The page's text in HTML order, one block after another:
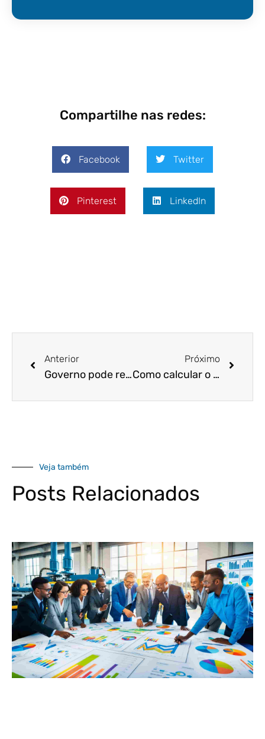
Compartilhe nas redes:
Facebook Twitter
Pinterest LinkedIn
Anterior
Governo pode reduzir encargos trabalhistas para estimular empregos
Próximo
Como calcular o Simples Nacional 2020?
Veja também
Posts Relacionados